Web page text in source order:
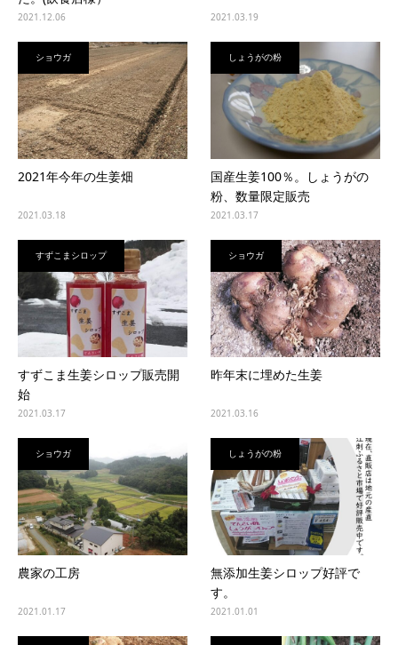
2021.12.06 2021.03.19
ショウガ
2021年今年の生姜畑
2021.03.18
しょうがの粉
国産生姜100％。しょうがの
粉、数量限定販売
2021.03.17
すずこまシロップ
すずこま生姜シロップ販売開
始
2021.03.17
ショウガ
昨年末に埋めた生姜
2021.03.16
ショウガ
農家の工房
2021.01.17
しょうがの粉
無添加生姜シロップ好評で
す。
2021.01.01